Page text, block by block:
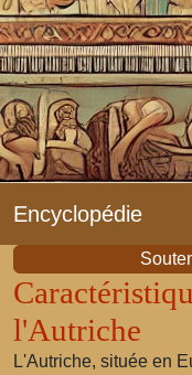
Encyclopédie
l'Autriche
L'Autriche, située en